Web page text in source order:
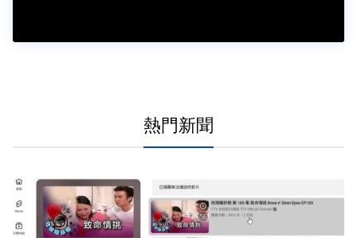
熱門新聞